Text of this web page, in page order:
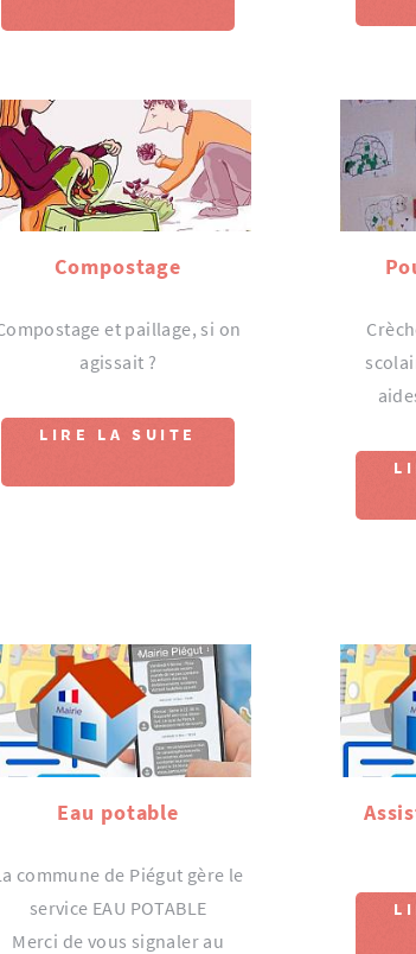
Compostage
et paillage, si on
agissait ?
LIRE LA SUITE
Eau potable
commune de Piégut gère le
service EAU POTABLE
Merci de vous signaler au